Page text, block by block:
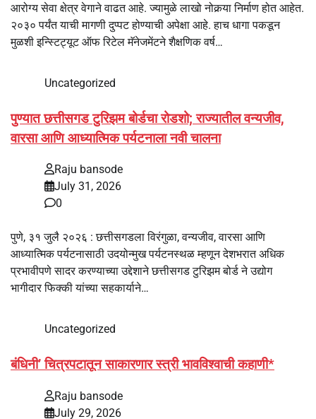
आरोग्य सेवा क्षेत्र वेगाने वाढत आहे. ज्यामुळे लाखो नोकर्‍या निर्माण होत आहेत.
२०३० पर्यंत याची मागणी दुप्पट होण्याची अपेक्षा आहे. हाच धागा पकडून
मुळशी इन्स्टिट्यूट ऑफ रिटेल मॅनेजमेंटने शैक्षणिक वर्ष…
Uncategorized
पुण्यात छत्तीसगड टुरिझम बोर्डचा रोडशो; राज्यातील वन्यजीव,
वारसा आणि आध्यात्मिक पर्यटनाला नवी चालना
Raju bansode
July 31, 2026
0
पुणे, ३१ जुलै २०२६ : छत्तीसगडला विरंगुळा, वन्यजीव, वारसा आणि
आध्यात्मिक पर्यटनासाठी उदयोन्मुख पर्यटनस्थळ म्हणून देशभरात अधिक
प्रभावीपणे सादर करण्याच्या उद्देशाने छत्तीसगड टुरिझम बोर्ड ने उद्योग
भागीदार फिक्की यांच्या सहकार्याने…
Uncategorized
बंधिनी’ चित्रपटातून साकारणार स्त्री भावविश्वाची कहाणी*
Raju bansode
July 29, 2026